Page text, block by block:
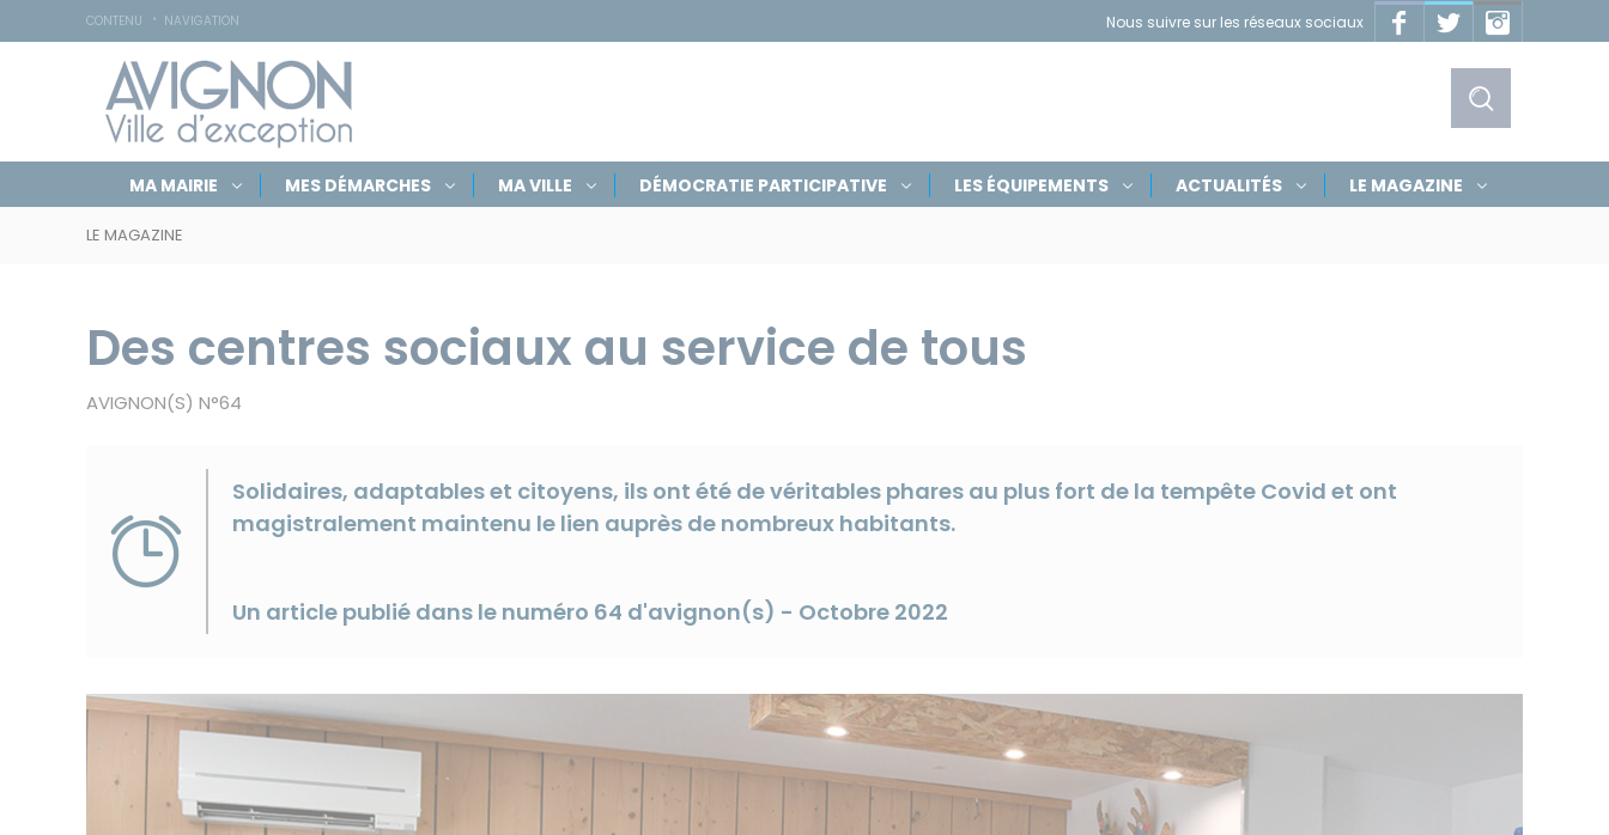
Accessibilité
CONTENU NAVIGATION
Afficher
le
Rechercher
sur
avignon.fr
Masquer
formulaire
de
recherche
Nous suivre sur les réseaux sociaux
Masquer
les
FacebookTwitterInstagram
Navigation
par
rubriques
MA MAIRIE MES DÉMARCHES MA VILLE DÉMOCRATIE PARTICIPATIVE LES ÉQUIPEMENTS ACTUALITÉS LE MAGAZINE
par
LE MAGAZINE
Des centres sociaux au service de tous
AVIGNON(S) N°64
Solidaires, adaptables et citoyens, ils ont été de véritables phares au plus fort de la tempête Covid et ont
magistralement maintenu le lien auprès de nombreux habitants.
Un article publié dans le numéro 64 d'avignon(s) - Octobre 2022